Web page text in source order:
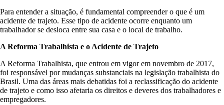
Para entender a situação, é fundamental compreender o que é um
acidente de trajeto. Esse tipo de acidente ocorre enquanto um
trabalhador se desloca entre sua casa e o local de trabalho.
A Reforma Trabalhista e o Acidente de Trajeto
A Reforma Trabalhista, que entrou em vigor em novembro de 2017,
foi responsável por mudanças substanciais na legislação trabalhista do
Brasil. Uma das áreas mais debatidas foi a reclassificação do acidente
de trajeto e como isso afetaria os direitos e deveres dos trabalhadores e
empregadores.